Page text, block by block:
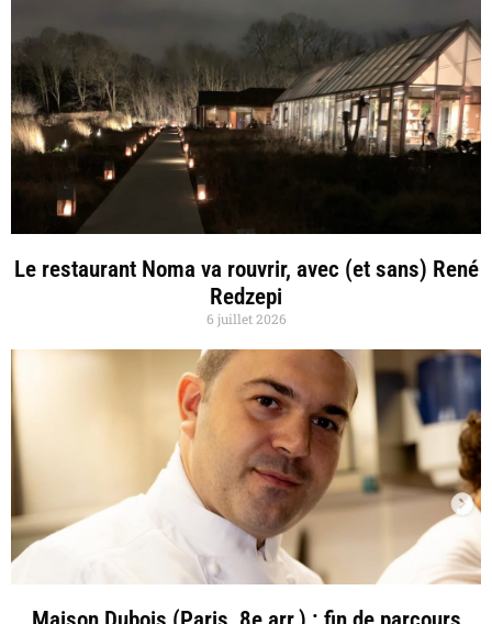
Le restaurant Noma va rouvrir, avec (et sans) René
Redzepi
6 juillet 2026